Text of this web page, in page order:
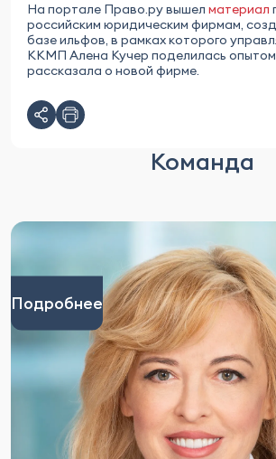
На портале Право.ру вышел материал
российским юридическим фирмам,
базе ильфов, в рамках которого
ККМП Алена Кучер поделилась опытом
рассказала о новой фирме.
Команда
Подробнее